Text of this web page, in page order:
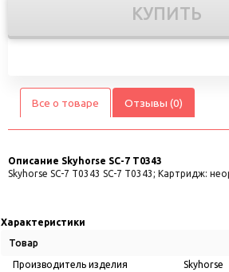
КУПИТЬ
Все о товаре Отзывы (0)
Описание Skyhorse SC-7 T0343
Skyhorse SC-7 T0343 SC-7 T0343; Картридж:
Характеристики
Товар
Производитель изделия
Skyhorse